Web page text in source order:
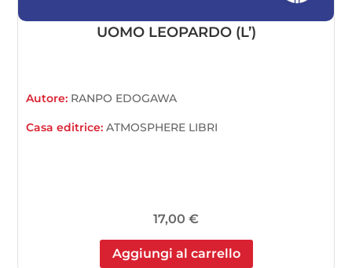
UOMO LEOPARDO (L’)
Autore: RANPO EDOGAWA
Casa editrice:ATMOSPHERE LIBRI
17,00 €
Aggiungi al carrello